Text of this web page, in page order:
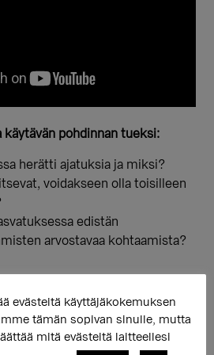
käytävän pohdinnan tueksi:
herätti ajatuksia ja miksi?
voidakseen olla toisilleen
edistän
arvostavaa kohtaamista?
toiselle animaatiossa?
evästeitä käyttäjäkokemuksen
tämän sopivan sinulle, mutta
mitä evästeitä laitteellesi